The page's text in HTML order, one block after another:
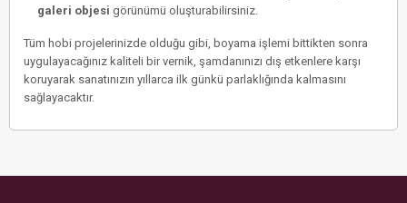
galeri objesi görünümü oluşturabilirsiniz.
Tüm hobi projelerinizde olduğu gibi, boyama işlemi bittikten sonra
uygulayacağınız kaliteli bir vernik, şamdanınızı dış etkenlere karşı
koruyarak sanatınızın yıllarca ilk günkü parlaklığında kalmasını
sağlayacaktır.